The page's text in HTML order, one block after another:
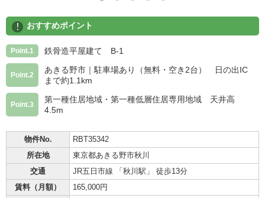
! おすすめポイント
Point.1 鉄骨造平屋建て B-1
Point.2
あきる野市｜駐車場あり（無料・空き2台） 日の出IC
まで約1.1km
Point.3
第一種住居地域・第一種低層住居専用地域 天井高
4.5m
物件No.
RBT35342
所在地
東京都あきる野市秋川
交通
JR五日市線 「秋川駅」 徒歩13分
賃料（月額）
165,000円